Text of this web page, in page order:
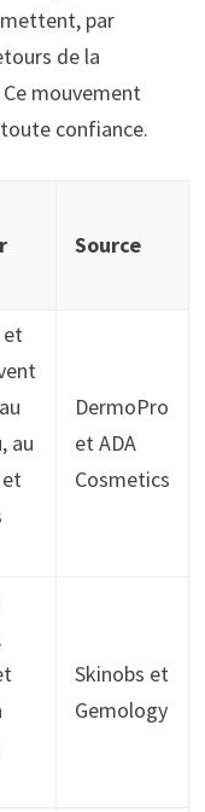
par
de la
mouvement
confiance.
Source
et
au
DermoPro
et ADA
Cosmetics
Skinobs et
Gemology